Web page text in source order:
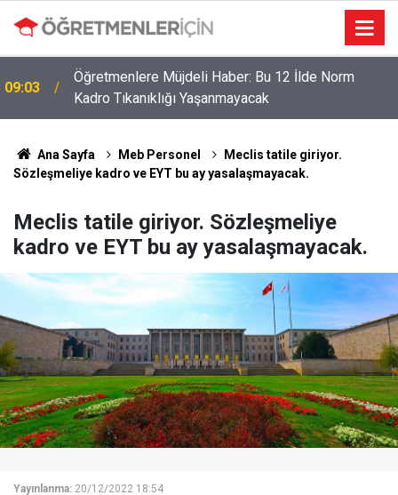
19:02
Öğretmenler İçin Son Saatler! MEB E-Sınav Görev
Başvurularında Süre Doluyor
Ana Sayfa Meb Personel
Meclis tatile giriyor.
Sözleşmeliye kadro ve EYT bu ay yasalaşmayacak.
Meclis tatile giriyor. Sözleşmeliye
kadro ve EYT bu ay yasalaşmayacak.
Yayınlanma: 20/12/2022 18:54